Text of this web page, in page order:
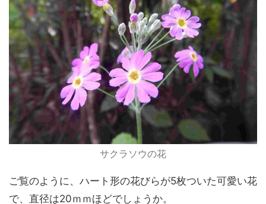
サクラソウの花
ご覧のように、ハート形の花びらが5枚ついた可愛い花
で、直径は20ｍｍほどでしょうか。